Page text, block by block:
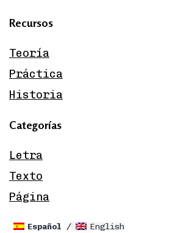
Recursos
Teoría
Práctica
Historia
Categorías
Letra
Texto
Página
Español English